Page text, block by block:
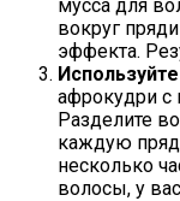
мусса для
вокруг
эффекта.
афрокудри с
Разделите
каждую
несколько
волосы, у